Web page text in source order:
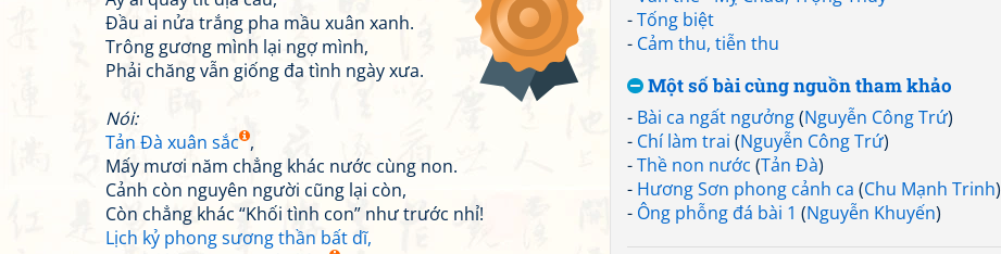
-Tống biệt
- Cảm thu, tiễn thu
Một số bài cùng nguồn tham khảo
- Bài ca ngất ngưởng(Nguyễn Công Trứ)
- Chí làm trai (Nguyễn Công Trứ)
-Thề non nước (Tản Đà)
- Hương Sơn phong cảnh ca (Chu Mạnh Trinh)
- Ông phỗng đá bài 1 (Nguyễn Khuyến)
Đầu ai nửa trắng pha mầu xuân xanh.
Trông gương mình lại ngợ mình,
Phải chăng vẫn giống đa tình ngày xưa.
Nói:
Tản Đà xuân sắc ,
Mấy mươi năm chẳng khác nước cùng non.
Cảnh còn nguyên người cũng lại còn,
Còn chẳng khác “Khối tình con” như trước nhỉ!
Lịch kỷ phong sương thần bất dĩ,